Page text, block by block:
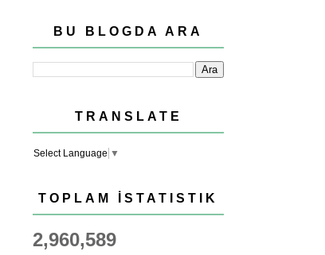
BU BLOGDA ARA
TRANSLATE
Select Language ▼
TOPLAM İSTATISTIK
2,960,589